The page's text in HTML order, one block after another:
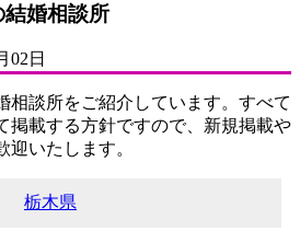
婚相談所
02日
相談所をご紹介しています。すべて
掲載する方針ですので、新規掲載や
いたします。
栃木県